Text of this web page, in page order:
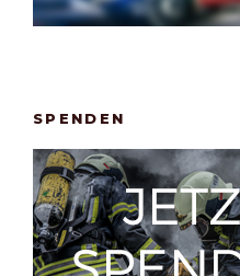
SPENDEN